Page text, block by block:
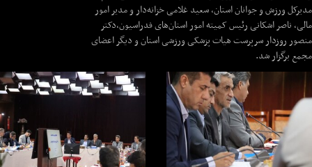
مدیرکل ورزش و جوانان استان، سعید غلامی خزانه‌دار و مدیر امور
مالی، ناصر اشکانی رئیس کمیته امور استان‌های فدراسیون،دکتر
منصور روزدار سرپرست هیات پزشکی ورزشی استان و دیگر اعضای
مجمع برگزار شد.